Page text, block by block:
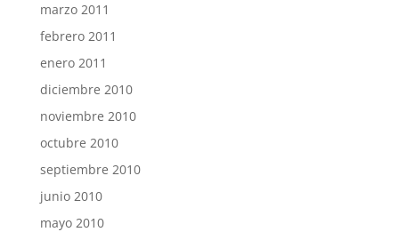
marzo 2011
febrero 2011
enero 2011
diciembre 2010
noviembre 2010
octubre 2010
septiembre 2010
junio 2010
mayo 2010